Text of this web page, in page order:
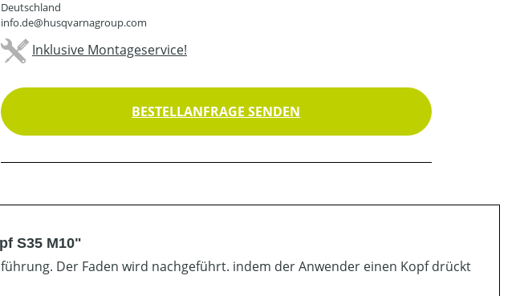
Deutschland
info.de@husqvarnagroup.com
Inklusive Montageservice!
BESTELLANFRAGE SENDEN
S35 M10"
Der Faden wird nachgeführt. indem der Anwender einen Kopf drückt